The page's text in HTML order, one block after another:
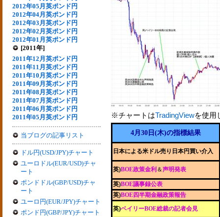
2012年05月英ポンド円
2012年04月英ポンド円
2012年03月英ポンド円
2012年02月英ポンド円
2012年01月英ポンド円
[2011年]
2011年12月英ポンド円
2011年11月英ポンド円
2011年10月英ポンド円
2011年09月英ポンド円
2011年08月英ポンド円
2011年07月英ポンド円
2011年06月英ポンド円
2011年05月英ポンド円
当ブログの記事リスト
ドル円(USD/JPY)チャート
ユーロドル(EUR/USD)チャ
ート
ポンドドル(GBP/USD)チャ
ート
ユーロ円(EUR/JPY)チャート
ポンド円(GBP/JPY)チャート
※チャートはTradingViewを使用
4月30日(木)の指標結果
日本による米ドル売り日本円買い介入
英)BOE政策金利 ＆声明発表
英)BOE議事録公表
英)BOE四半期金融政策報告
英)ベイリーBOE総裁の記者会見